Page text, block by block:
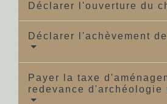
Déclarer l'ouverture du
Déclarer l'achèvement
Payer la taxe
redevance d'archéologie